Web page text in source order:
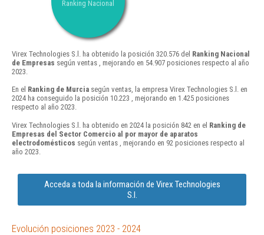
Ranking Nacional
Virex Technologies S.l. ha obtenido la posición 320.576 del Ranking Nacional
de Empresas según ventas , mejorando en 54.907 posiciones respecto al año
2023.
En el Ranking de Murcia según ventas, la empresa Virex Technologies S.l. en
2024 ha conseguido la posición 10.223 , mejorando en 1.425 posiciones
respecto al año 2023.
Virex Technologies S.l. ha obtenido en 2024 la posición 842 en el Ranking de
Empresas del Sector Comercio al por mayor de aparatos
electrodomésticos según ventas , mejorando en 92 posiciones respecto al
año 2023.
Acceda a toda la información de Virex Technologies
S.l.
Evolución posiciones 2023 - 2024